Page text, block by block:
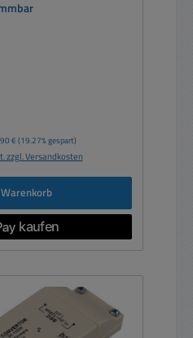
Preis:
€(19.27% gespart)
zzgl. Versandkosten